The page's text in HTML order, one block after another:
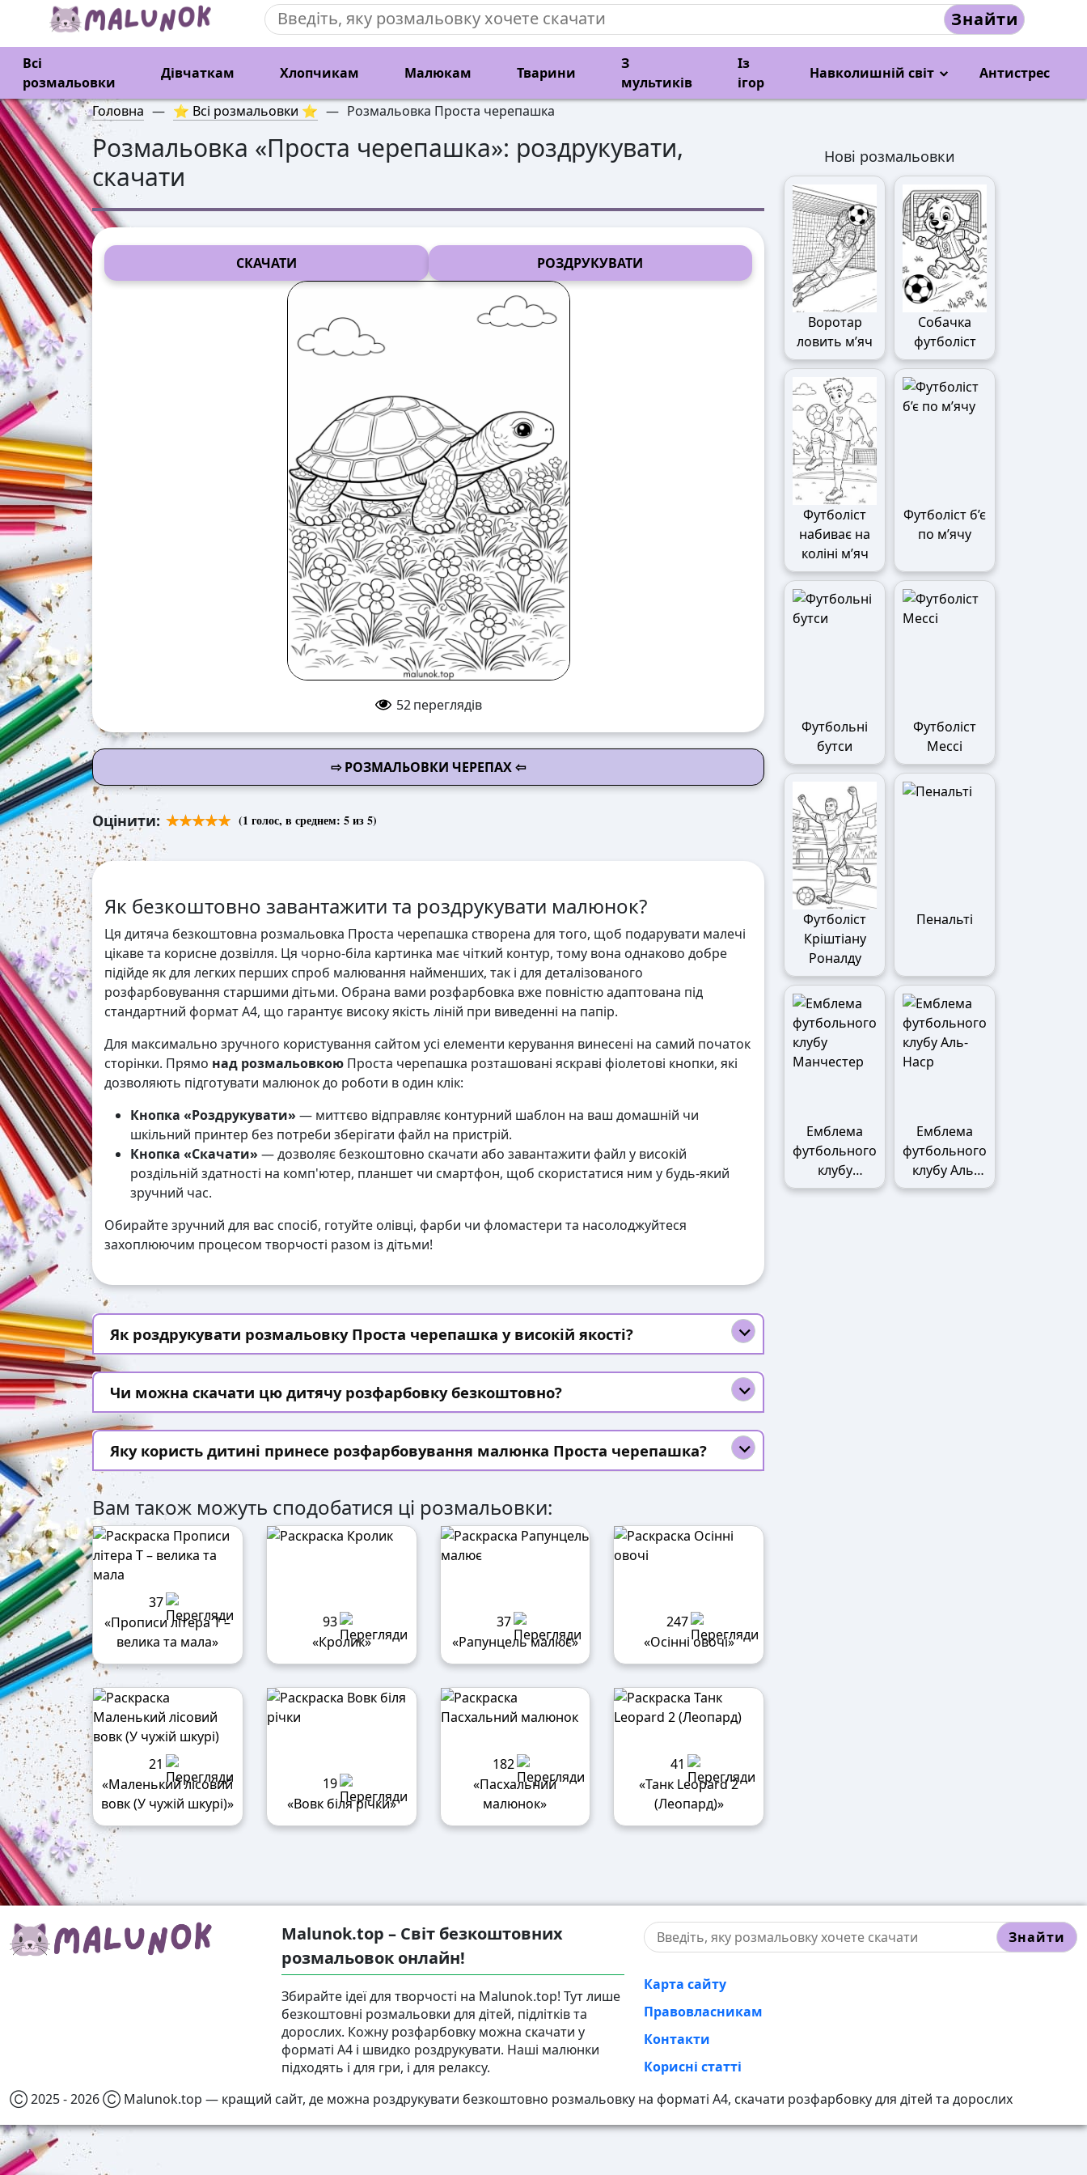
Знайти
Всі
розмальовки
Дівчаткам Хлопчикам Малюкам Тварини
З
мультиків
Із
ігор
Навколишній світ Антистрес
Головна — ⭐ Всі розмальовки ⭐ — Розмальовка Проста черепашка
Розмальовка «Проста черепашка»: роздрукувати,
скачати
СКАЧАТИ РОЗДРУКУВАТИ
52 переглядів
⇨ РОЗМАЛЬОВКИ ЧЕРЕПАХ ⇦
Оцінити: (1 голос, в среднем: 5из 5)
Як безкоштовно завантажити та роздрукувати малюнок?
Ця дитяча безкоштовна розмальовка Проста черепашка створена для того, щоб подарувати малечі
цікаве та корисне дозвілля. Ця чорно-біла картинка має чіткий контур, тому вона однаково добре
підійде як для легких перших спроб малювання найменших, так і для деталізованого
розфарбовування старшими дітьми. Обрана вами розфарбовка вже повністю адаптована під
стандартний формат А4, що гарантує високу якість ліній при виведенні на папір.
Для максимально зручного користування сайтом усі елементи керування винесені на самий початок
сторінки. Прямо над розмальовкою Проста черепашка розташовані яскраві фіолетові кнопки, які
дозволяють підготувати малюнок до роботи в один клік:
Кнопка «Роздрукувати» — миттєво відправляє контурний шаблон на ваш домашній чи
шкільний принтер без потреби зберігати файл на пристрій.
Кнопка «Скачати» — дозволяє безкоштовно скачати або завантажити файл у високій
роздільній здатності на комп'ютер, планшет чи смартфон, щоб скористатися ним у будь-який
зручний час.
Обирайте зручний для вас спосіб, готуйте олівці, фарби чи фломастери та насолоджуйтеся
захоплюючим процесом творчості разом із дітьми!
Як роздрукувати розмальовку Проста черепашка у високій якості?
Чи можна скачати цю дитячу розфарбовку безкоштовно?
Яку користь дитині принесе розфарбовування малюнка Проста черепашка?
Вам також можуть сподобатися ці розмальовки:
37
«Прописи літера Т –
велика та мала»
93
«Кролик»
37
«Рапунцель малює»
247
«Осінні овочі»
21
«Маленький лісовий
вовк (У чужій шкурі)»
19
«Вовк біля річки»
182
«Пасхальний
малюнок»
41
«Танк Leopard 2
(Леопард)»
Нові розмальовки
Воротар
ловить м’яч
Собачка
футболіст
Футболіст
набиває на
коліні м’яч
Футболіст б’є
по м’ячу
Футбольні
бутси
Футболіст
Мессі
Футболіст
Кріштіану
Роналду
Пенальті
Емблема
футбольного
клубу
Манчестер
Емблема
футбольного
клубу Аль-
Наср
Malunok.top – Світ безкоштовних
розмальовок онлайн!
Збирайте ідеї для творчості на Malunok.top! Тут лише
безкоштовні розмальовки для дітей, підлітків та
дорослих. Кожну розфарбовку можна скачати у
форматі А4 і швидко роздрукувати. Наші малюнки
підходять і для гри, і для релаксу.
Знайти
Карта сайту
Правовласникам
Контакти
Корисні статті
Ⓒ 2025 - 2026 Ⓒ Malunok.top — кращий сайт, де можна роздрукувати безкоштовно розмальовку на форматі А4, скачати розфарбовку для дітей та дорослих